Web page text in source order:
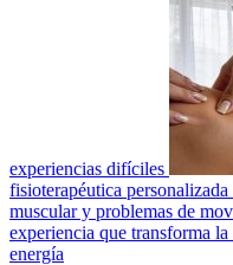
experiencias difíciles
fisioterapéutica
muscular y problemas de
experiencia que transforma
energía